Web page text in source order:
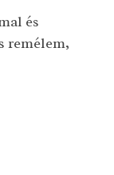
és
remélem,